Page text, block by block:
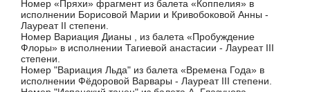
Номер «Пряхи» фрагмент из балета «Коппелия» в
исполнении Борисовой Марии и Кривобоковой Анны -
Лауреат II степени.
Номер Вариация Дианы , из балета «Пробуждение
Флоры» в исполнении Тагиевой анастасии - Лауреат III
степени.
Номер "Вариация Льда" из балета «Времена Года» в
исполнении Фёдоровой Варвары - Лауреат III степени.